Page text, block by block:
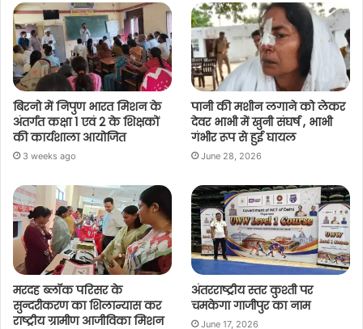
बिरनो में निपुण भारत मिशन के
अंतर्गत कक्षा 1 एवं 2 के शिक्षकों
की कार्यशाला आयोजित
3 weeks ago
पानी की मशीन लगाने को लेकर
देवर भाभी में खुनी संघर्ष , भाभी
गंभीर रूप से हुई घायल
June 28, 2026
मरदह ब्लॉक परिसर के
सुन्दरीकरण का शिलान्यास कर
राष्ट्रीय ग्रामीण आजीविका मिशन
अंतरराष्ट्रीय स्तर कुश्ती पर
चमकेगा गाजीपुर का नाम
June 17, 2026